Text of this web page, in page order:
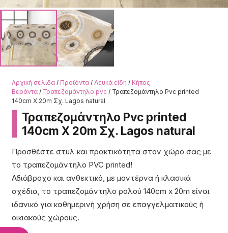
Αρχική σελίδα/ Προϊόντα/ Λευκά είδη / Κήπος -
Βεράντα/ Τραπεζομάντηλο pvc/ Τραπεζομάντηλο Pvc printed
140cm X 20m Σχ. Lagos natural
Τραπεζομάντηλο Pvc printed
140cm X 20m Σχ. Lagos natural
Προσθέστε στυλ και πρακτικότητα στον χώρο σας με
το τραπεζομάντηλο PVC printed!
Αδιάβροχο και ανθεκτικό, με μοντέρνα ή κλασικά
σχέδια, το τραπεζομάντηλο ρολού 140cm x 20m είναι
ιδανικό για καθημερινή χρήση σε επαγγελματικούς ή
οικιακούς χώρους.